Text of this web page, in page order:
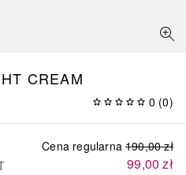
CREAM
0 (0)
Cena regularna 190,00 zł
99,00 zł